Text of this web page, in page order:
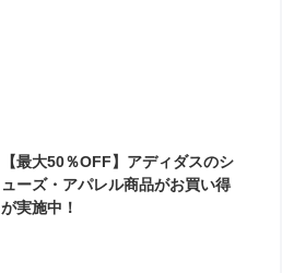
【最大50％OFF】アディダスのシ
ューズ・アパレル商品がお買い得
が実施中！